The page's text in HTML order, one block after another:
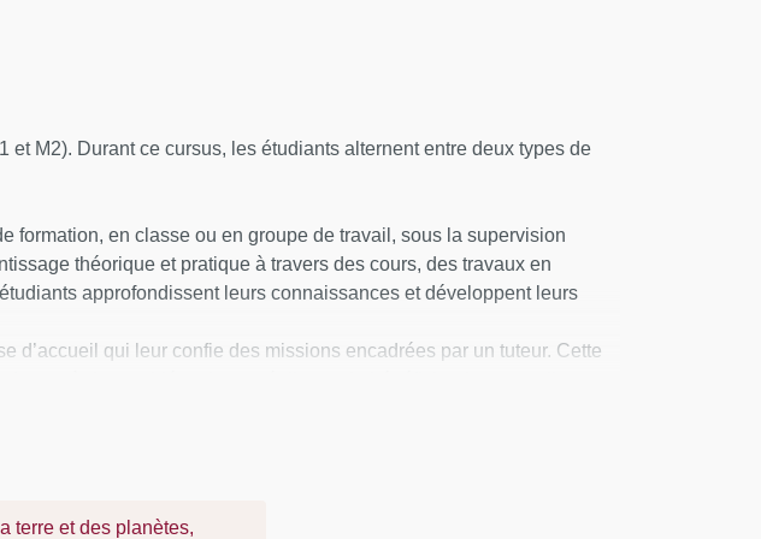
M2). Durant ce cursus, les étudiants alternent entre deux types de
formation, en classe ou en groupe de travail, sous la supervision
théorique et pratique à travers des cours, des travaux en
approfondissent leurs connaissances et développent leurs
d’accueil qui leur confie des missions encadrées par un tuteur. Cette
terre et des planètes,